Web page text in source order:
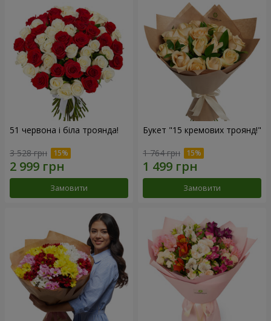
51 червона і біла троянда!
3 528 грн
Замовити
Букет "15 кремових троянд!"
1 764 грн
Замовити